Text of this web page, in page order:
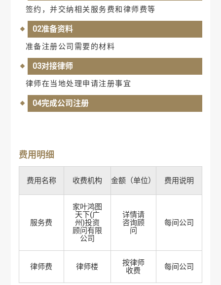
签约，并交纳相关服务费和律师费等
02准备资料
准备注册公司需要的材料
03对接律师
律师在当地处理申请注册事宜
04完成公司注册
费用明细
费用名称 收费机构 金额（单位） 费用说明
服务费
家叶鸿图
天下(广
州)投资
顾问有限
公司
详情请
咨询顾
问
每间公司
律师费 律师楼
按律师
收费
每间公司